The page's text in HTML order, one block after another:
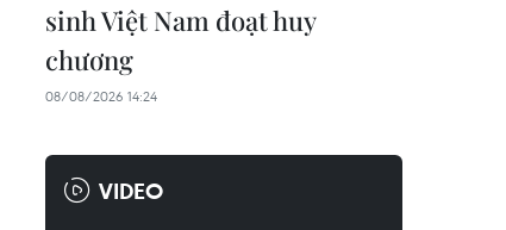
sinh Việt Nam đoạt huy
chương
08/08/2026 14:24
VIDEO